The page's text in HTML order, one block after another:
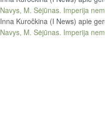
Navys, M. Sėjūnas. Imperija
Inna Kuročkina (I News) apie
Navys, M. Sėjūnas. Imperija